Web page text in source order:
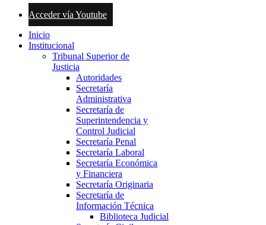
Acceder vía Youtube
Inicio
Institucional
Tribunal Superior de
Justicia
Autoridades
Secretaría
Administrativa
Secretaría de
Superintendencia y
Control Judicial
Secretaría Penal
Secretaría Laboral
Secretaría Económica
y Financiera
Secretaría Originaria
Secretaría de
Información Técnica
Biblioteca Judicial